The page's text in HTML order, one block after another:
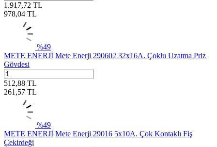
1.917,72 TL
978,04 TL
%49
METE ENERJİ Mete Enerji 290602 32x16A. Çoklu Uzatma Priz
Gövdesi
512,88 TL
261,57 TL
%49
METE ENERJİ Mete Enerji 29016 5x10A. Çok Kontaklı Fiş
Çekirdeği